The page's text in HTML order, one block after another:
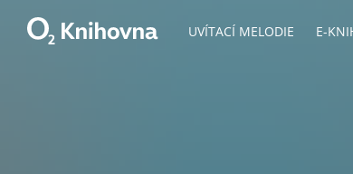
UVÍTACÍ MELODIE E-